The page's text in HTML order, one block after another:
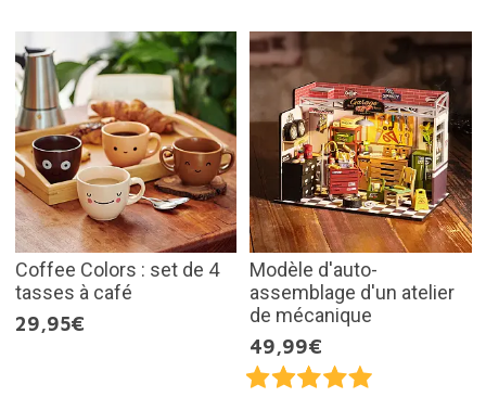
Coffee Colors : set de 4
tasses à café
29,95€
Modèle d'auto-
assemblage d'un atelier
de mécanique
49,99€